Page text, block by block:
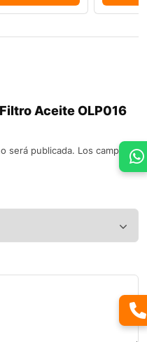
Aceite OLP016
será publicada. Los campos